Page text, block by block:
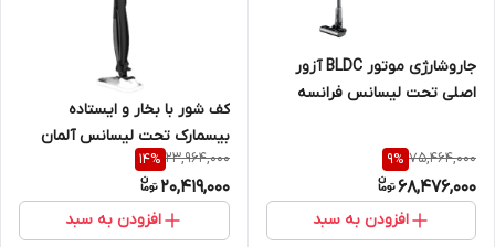
جاروشارژی موتور BLDC آزور
اصلی تحت لیسانس فرانسه
75,464,000
9%
68,476,000
افزودن به سبد
کف شور با بخار و ایستاده
بیسمارک تحت لیسانس آلمان
مدل BM119 |Bismarck BM119
standing saltwater floor|
23,964,000
14%
20,419,000
افزودن به سبد